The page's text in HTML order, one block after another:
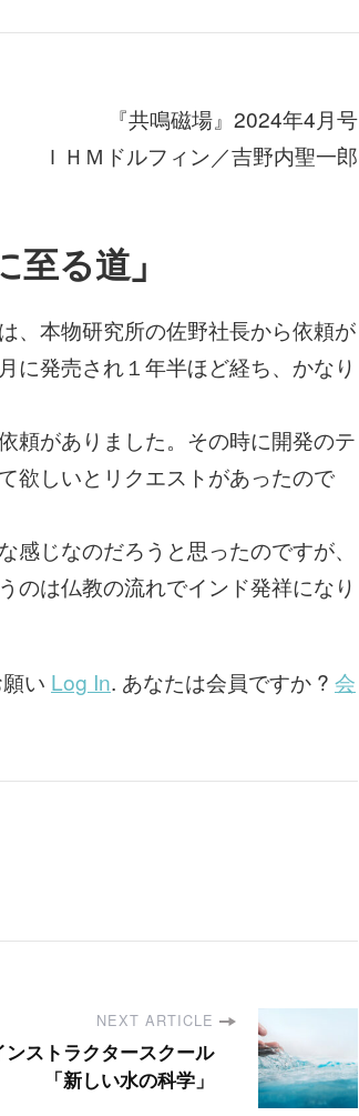
『共鳴磁場』2024年4月号
ＩＨＭドルフィン／吉野内聖一郎
る道」
、本物研究所の佐野社長から依頼が
に発売され１年半ほど経ち、かなり
頼がありました。その時に開発のテ
欲しいとリクエストがあったので
じなのだろうと思ったのですが、
のは仏教の流れでインド発祥になり
い Log In. あなたは会員ですか ? 会
NEXT ARTICLE
ンストラクタースクール
「新しい水の科学」